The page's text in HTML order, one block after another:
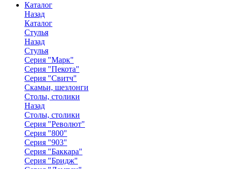
Каталог
Назад
Каталог
Стулья
Назад
Стулья
Серия "Марк"
Серия "Пекота"
Серия "Свитч"
Скамьи, шезлонги
Столы, столики
Назад
Столы, столики
Серия "Револют"
Серия "800"
Серия "903"
Серия "Баккара"
Серия "Бридж"